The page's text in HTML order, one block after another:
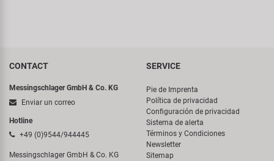
CONTACT
Messingschlager GmbH & Co. KG
Enviar un correo
Hotline
+49 (0)9544/944445
Messingschlager GmbH & Co. KG
SERVICE
Pie de Imprenta
Política de privacidad
Configuración de privacidad
Sistema de alerta
Términos y Condiciones
Newsletter
Sitemap